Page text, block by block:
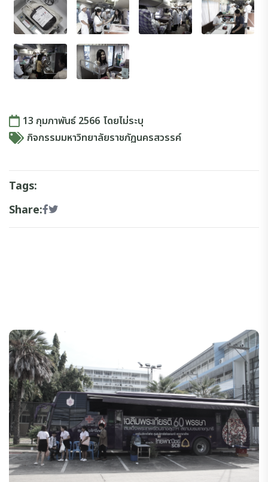
13 กุมภาพันธ์ 2566 โดยไม่ระบุ
กิจกรรมมหาวิทยาลัยราชภัฏนครสวรรค์
Tags:
Share: